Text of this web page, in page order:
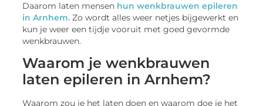
Daarom laten mensen hun wenkbrauwen epileren
in Arnhem. Zo wordt alles weer netjes bijgewerkt en
kun je weer een tijdje vooruit met goed gevormde
wenkbrauwen.
Waarom je wenkbrauwen
laten epileren in Arnhem?
Waarom zou je het laten doen en waarom doe je het